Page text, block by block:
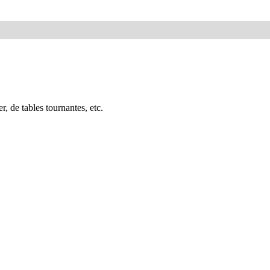
de tables tournantes, etc.